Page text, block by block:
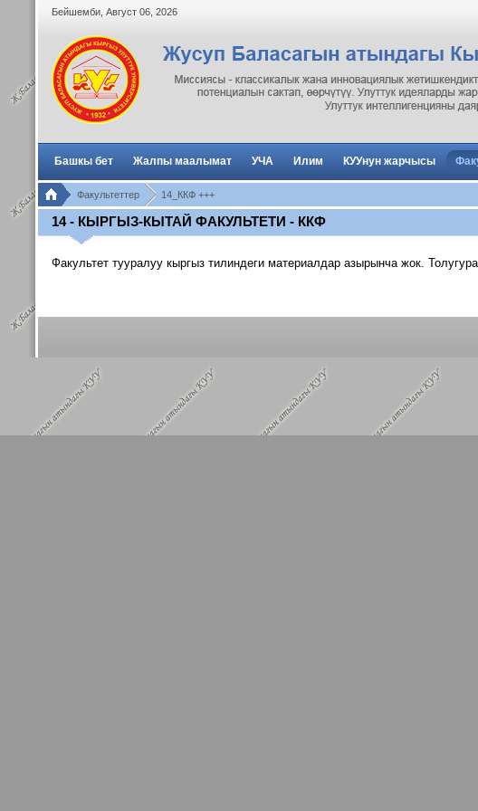
Бейшемби Август 06 2026
Башкы бет Жалпы маалымат УЧА Илим КУУнун жарчысы
Факультеттер 14_ККФ +++
14 - КЫРГЫЗ-КЫТАЙ ФАКУЛЬТЕТИ - ККФ
Факультет тууралуу кыргыз тилиндеги материалдар азырынча жок.